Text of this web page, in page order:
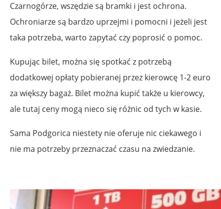
Czarnogórze, wszędzie są bramki i jest ochrona.
Ochroniarze są bardzo uprzejmi i pomocni i jeżeli jest
taka potrzeba, warto zapytać czy poprosić o pomoc.
Kupując bilet, można się spotkać z potrzebą
dodatkowej opłaty pobieranej przez kierowcę 1-2 euro
za większy bagaż. Bilet można kupić także u kierowcy,
ale tutaj ceny mogą nieco się różnic od tych w kasie.
Sama Podgorica niestety nie oferuje nic ciekawego i
nie ma potrzeby przeznaczać czasu na zwiedzanie.